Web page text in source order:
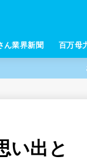
ん業界新聞 百万母
い出と